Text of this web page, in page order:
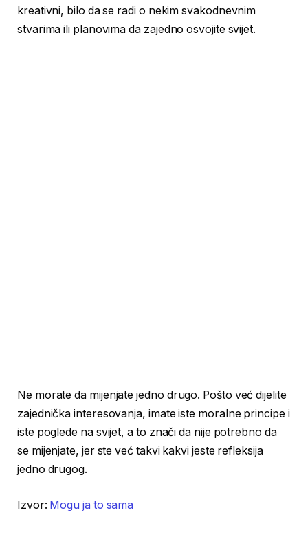
kreativni, bilo da se radi o nekim svakodnevnim
stvarima ili planovima da zajedno osvojite svijet.
Ne morate da mijenjate jedno drugo. Pošto već dijelite
zajednička interesovanja, imate iste moralne principe i
iste poglede na svijet, a to znači da nije potrebno da
se mijenjate, jer ste već takvi kakvi jeste refleksija
jedno drugog.
Izvor: Mogu ja to sama